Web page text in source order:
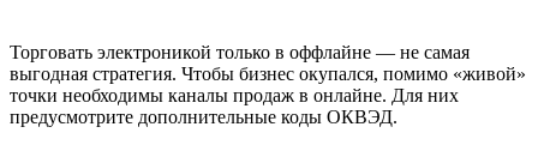
Торговать электроникой только в оффлайне — не самая
выгодная стратегия. Чтобы бизнес окупался, помимо «живой»
точки необходимы каналы продаж в онлайне. Для них
предусмотрите дополнительные коды ОКВЭД.